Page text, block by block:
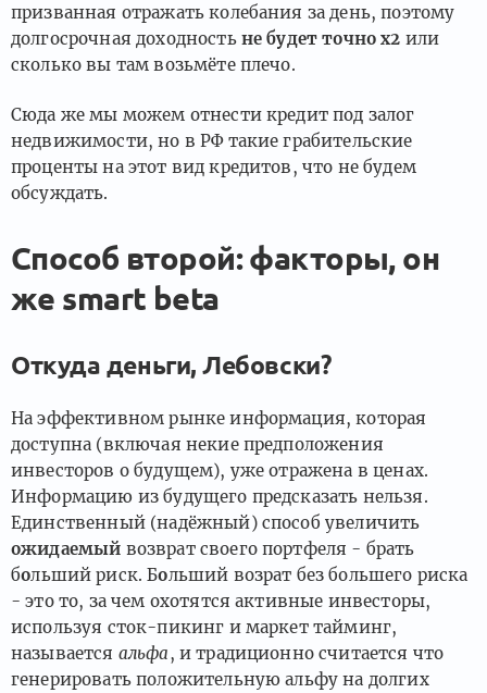
призванная отражать колебания за день, поэтому
долгосрочная доходность не будет точно х2 или
сколько вы там возьмёте плечо.
Сюда же мы можем отнести кредит под залог
недвижимости, но в РФ такие грабительские
проценты на этот вид кредитов, что не будем
обсуждать.
Способ второй: факторы, он
же smart beta
Откуда деньги, Лебовски?
На эффективном рынке информация, которая
доступна (включая некие предположения
инвесторов о будущем), уже отражена в ценах.
Информацию из будущего предсказать нельзя.
Единственный (надёжный) способ увеличить
ожидаемый возврат своего портфеля - брать
больший риск. Больший возрат без большего риска
- это то, за чем охотятся активные инвесторы,
используя сток-пикинг и маркет тайминг,
называется альфа, и традиционно считается что
генерировать положительную альфу на долгих